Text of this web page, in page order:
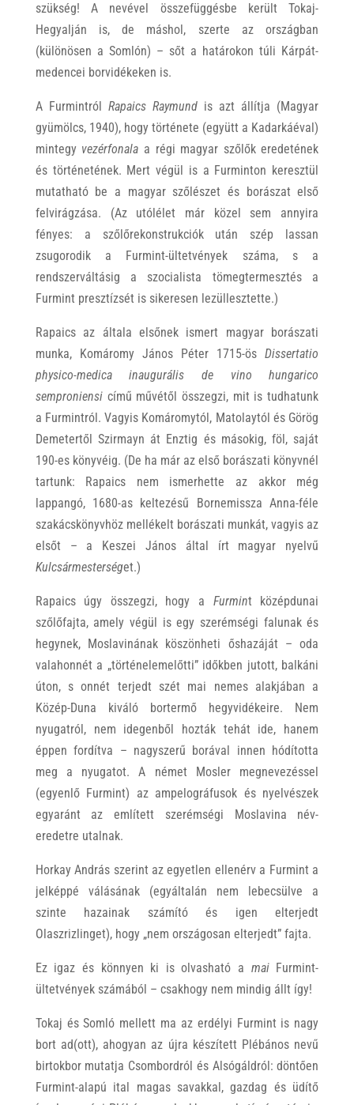
szükség! A nevével összefüggésbe került Tokaj-
Hegyalján is, de máshol, szerte az országban
(különösen a Somlón) – sőt a határokon túli Kárpát-
medencei borvidékeken is.
A Furmintról Rapaics Raymundis azt állítja (Magyar
gyümölcs, 1940), hogy története (együtt a Kadarkáéval)
mintegy vezérfonala a régi magyar szőlők eredetének
és történetének. Mert végül is a Furminton keresztül
mutatható be a magyar szőlészet és borászat első
felvirágzása. (Az utólélet már közel sem annyira
fényes: a szőlőrekonstrukciók után szép lassan
zsugorodik a Furmint-ültetvények száma, s a
rendszerváltásig a szocialista tömegtermesztés a
Furmint presztízsét is sikeresen lezüllesztette.)
Rapaics az általa elsőnek ismert magyar borászati
munka, Komáromy János Péter 1715-ösDissertatio
physico-medica inaugurális de vino hungarico
semproniensi című művétől összegzi, mit is tudhatunk
a Furmintról. Vagyis Komáromytól, Matolaytól és Görög
Demetertől Szirmayn át Enztig és másokig, föl, saját
190-es könyvéig. (De ha már az első borászati könyvnél
tartunk: Rapaics nem ismerhette az akkor még
lappangó, 1680-as keltezésű Bornemissza Anna-féle
szakácskönyvhöz mellékelt borászati munkát, vagyis az
elsőt – a Keszei János által írt magyar nyelvű
Kulcsármesterséget.)
Rapaics úgy összegzi, hogy a Furmint középdunai
szőlőfajta, amely végül is egy szerémségi falunak és
hegynek, Moslavinának köszönheti őshazáját – oda
valahonnét a „történelemelőtti” időkben jutott, balkáni
úton, s onnét terjedt szét mai nemes alakjában a
Közép-Duna kiváló bortermő hegyvidékeire. Nem
nyugatról, nem idegenből hozták tehát ide, hanem
éppen fordítva – nagyszerű borával innen hódította
meg a nyugatot. A német Mosler megnevezéssel
(egyenlő Furmint) az ampelográfusok és nyelvészek
egyaránt az említett szerémségi Moslavina név-
eredetre utalnak.
Horkay András szerint az egyetlen ellenérv a Furmint a
jelképpé válásának (egyáltalán nem lebecsülve a
szinte hazainak számító és igen elterjedt
Olaszrizlinget), hogy „nem országosan elterjedt” fajta.
Ez igaz és könnyen ki is olvasható a maiFurmint-
ültetvények számából – csakhogy nem mindig állt így!
Tokaj és Somló mellett ma az erdélyi Furmint is nagy
bort ad(ott), ahogyan az újra készített Plébános nevű
birtokbor mutatja Csombordról és Alsógáldról: döntően
Furmint-alapú ital magas savakkal, gazdag és üdítő